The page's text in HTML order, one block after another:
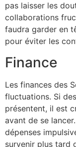
pas laisser les
collaborations
faudra garder en
pour éviter les
Finance
Les finances des
fluctuations. Si
présentent, il est
avant de se
dépenses
survenir plus tard